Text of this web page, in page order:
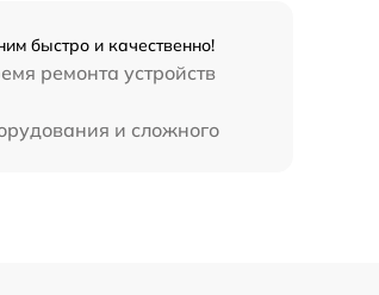
быстро и качественно!
ремонта устройств
и сложного